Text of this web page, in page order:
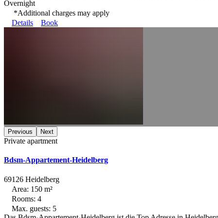
Overnight
*Additional charges may apply
Details
Book
Previous Next
Private apartment
Bdsm-Appartement-Heidelberg
69126 Heidelberg
Area: 150 m²
Rooms: 4
Max. guests: 5